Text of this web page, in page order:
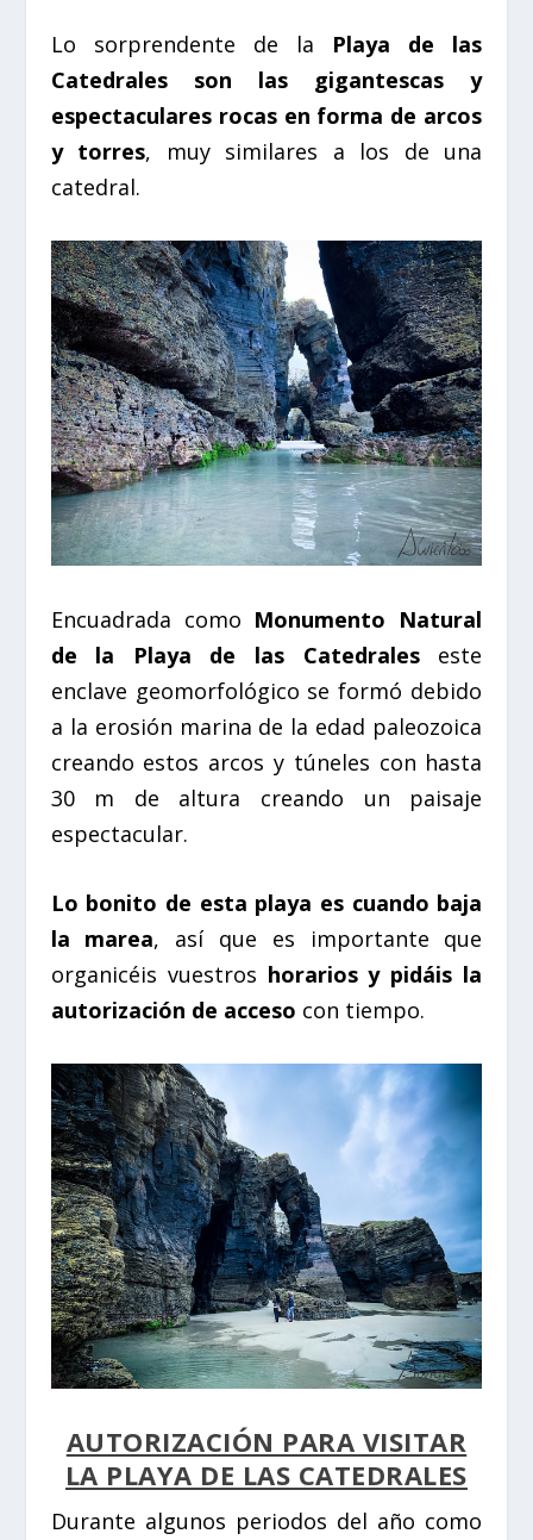
Lo sorprendente de la Playa de las
Catedrales son las gigantescas y
espectaculares rocas en forma de arcos
y torres, muy similares a los de una
catedral.
Encuadrada como Monumento Natural
de la Playa de las Catedraleseste
enclave geomorfológico se formó debido
a la erosión marina de la edad paleozoica
creando estos arcos y túneles con hasta
30 m de altura creando un paisaje
espectacular.
Lo bonito de esta playa es cuando baja
la marea, así que es importante que
organicéis vuestros horarios y pidáis la
autorización de acceso con tiempo.
AUTORIZACIÓN PARA VISITAR
LA PLAYA DE LAS CATEDRALES
Durante algunos periodos del año como